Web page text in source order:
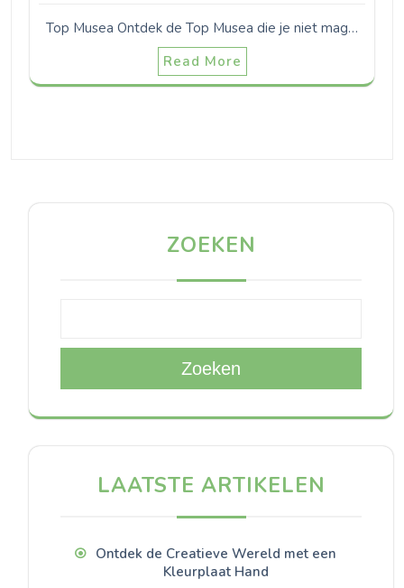
Top Musea Ontdek de Top Musea die je niet mag…
Read More
ZOEKEN
Zoeken
LAATSTE ARTIKELEN
Ontdek de Creatieve Wereld met een
Kleurplaat Hand